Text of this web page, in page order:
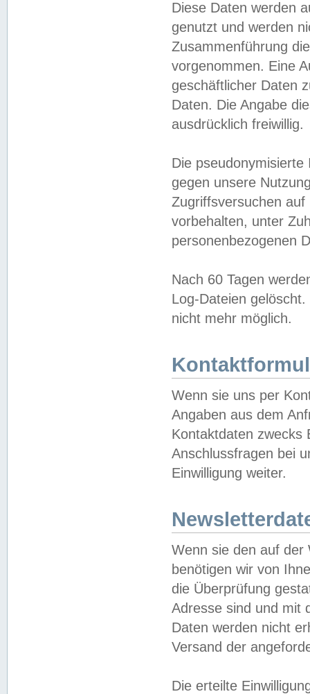
Diese Daten werden
genutzt und werden
Zusammenführung
vorgenommen. Eine
geschäftlicher Daten
Daten. Die Angabe
ausdrücklich freiwillig.
Die
gegen unsere
Zugriffsversuchen
vorbehalten, unter
personenbezogenen
Nach 60 Tagen
Log-Dateien
nicht mehr möglich.
Wenn sie uns per
Angaben aus dem
Kontaktdaten zwecks
Anschlussfragen bei
Einwilligung weiter.
Wenn sie den auf der
benötigen wir von
die Überprüfung
Adresse sind und mit
Daten werden nicht
Versand der
Die erteilte